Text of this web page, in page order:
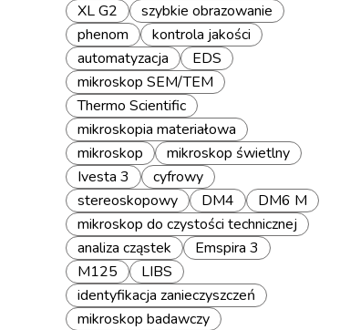
XL G2
szybkie obrazowanie
phenom
kontrola jakości
automatyzacja
EDS
mikroskop SEM/TEM
Thermo Scientific
mikroskopia materiałowa
mikroskop
mikroskop świetlny
Ivesta 3
cyfrowy
stereoskopowy
DM4
DM6 M
mikroskop do czystości technicznej
analiza cząstek
Emspira 3
M125
LIBS
identyfikacja zanieczyszczeń
mikroskop badawczy